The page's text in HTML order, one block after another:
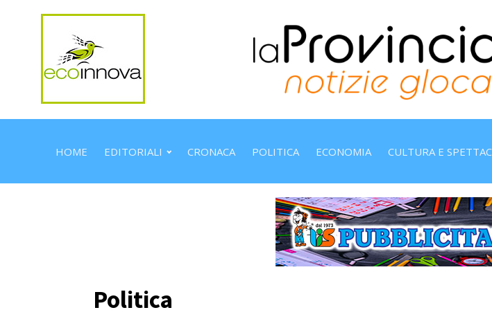
HOME EDITORIALI CRONACA POLITICA ECONOMIA CULTURA E
Politica